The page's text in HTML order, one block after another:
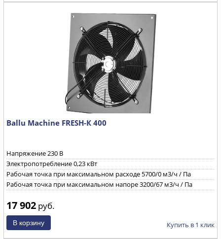
Ballu Machine FRESH-К 400
Напряжение 230 B
Электропотребление 0,23 кВт
Рабочая точка при максимальном расходе 5700/0 м3/ч / Па
Рабочая точка при максимальном напоре 3200/67 м3/ч / Па
17 902 руб.
Купить в 1 клик